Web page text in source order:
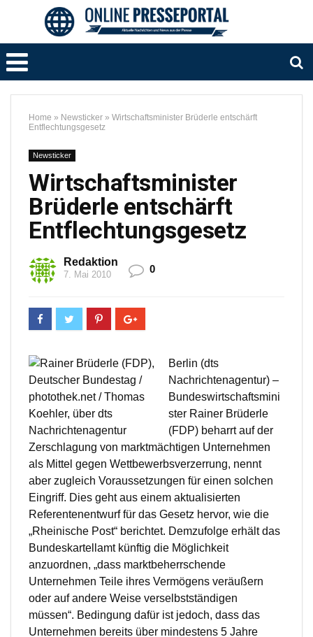
Home » Newsticker » Wirtschaftsminister Brüderle entschärft
Entflechtungsgesetz
Newsticker
Wirtschaftsminister
Brüderle entschärft
Entflechtungsgesetz
Redaktion
7. Mai 2010 0
Berlin (dts
Nachrichtenagentur) –
Bundeswirtschaftsmini
ster Rainer Brüderle
(FDP) beharrt auf der
Zerschlagung von marktmächtigen Unternehmen
als Mittel gegen Wettbewerbsverzerrung, nennt
aber zugleich Voraussetzungen für einen solchen
Eingriff. Dies geht aus einem aktualisierten
Referentenentwurf für das Gesetz hervor, wie die
„Rheinische Post“ berichtet. Demzufolge erhält das
Bundeskartellamt künftig die Möglichkeit
anzuordnen, „dass marktbeherrschende
Unternehmen Teile ihres Vermögens veräußern
oder auf andere Weise verselbstständigen
müssen“. Bedingung dafür ist jedoch, dass das
Unternehmen bereits über mindestens 5 Jahre